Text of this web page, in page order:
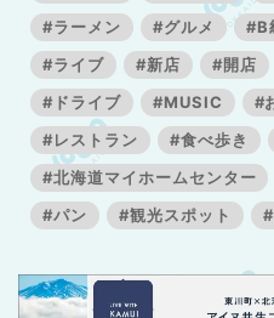
#ラーメン
#グルメ #B
#ライブ
#新店 #開店
#ドライブ
#MUSIC #
#レストラン
#食べ歩き
#北海道マイホームセンター
#パン
#観光スポット